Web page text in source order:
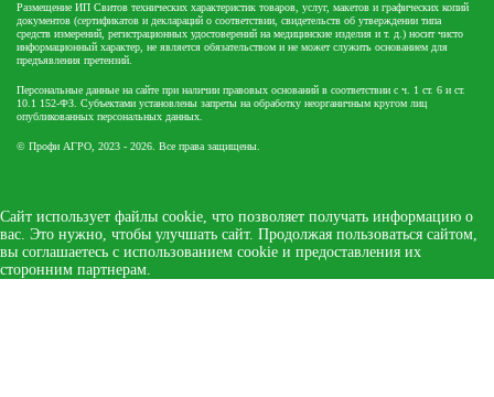
Размещение ИП Свитов технических характеристик товаров, услуг, макетов и графических копий
документов (сертификатов и деклараций о соответствии, свидетельств об утверждении типа
средств измерений, регистрационных удостоверений на медицинские изделия и т. д.) носит чисто
информационный характер, не является обязательством и не может служить основанием для
предъявления претензий.
Персональные данные на сайте при наличии правовых оснований в соответствии с ч. 1 ст. 6 и ст.
10.1 152-ФЗ. Субъектами установлены запреты на обработку неорганичным кругом лиц
опубликованных персональных данных.
© Профи АГРО, 2023 - 2026. Все права защищены.
Сайт использует файлы cookie, что позволяет получать информацию о
вас. Это нужно, чтобы улучшать сайт. Продолжая пользоваться сайтом,
вы соглашаетесь с использованием cookie и предоставления их
сторонним партнерам.